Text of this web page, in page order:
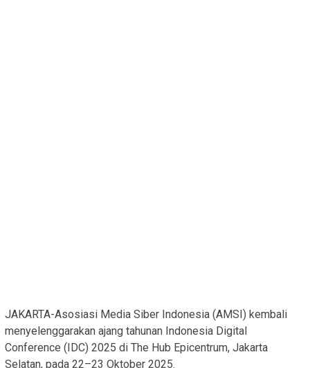
JAKARTA-Asosiasi Media Siber Indonesia (AMSI) kembali
menyelenggarakan ajang tahunan Indonesia Digital
Conference (IDC) 2025 di The Hub Epicentrum, Jakarta
Selatan, pada 22–23 Oktober 2025.